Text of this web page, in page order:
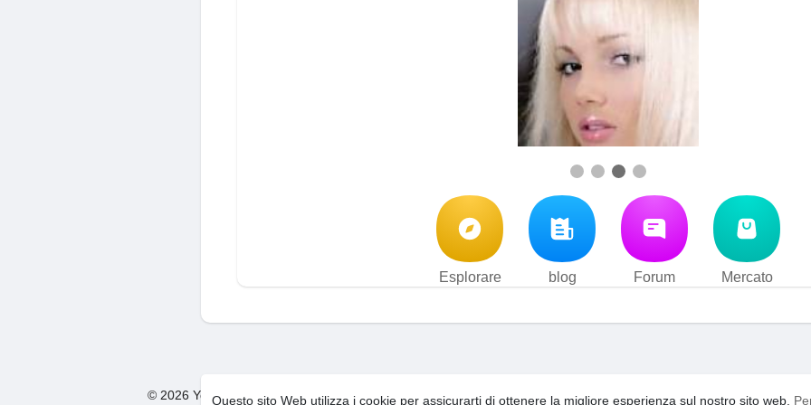
Questo sito Web utilizza i cookie per assicurarti di ottenere la migliore esperienza sul nostro sito web.
Esplorare blog Forum Mercato
© 2026 You Too Social Network · Condizioni d'uso · Privacy Policy · Contattaci · Su di noi · blog · Forum